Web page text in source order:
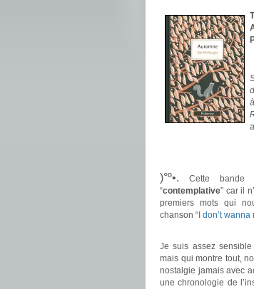
)°º•.Cette bande
“contemplative” car il
premiers mots qui
chanson “ I don’t
Je suis assez
mais qui montre tout,
nostalgie jamais avec
une chronologie de